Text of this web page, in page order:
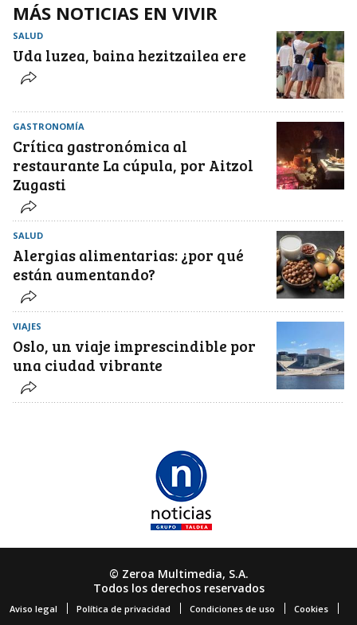
MÁS NOTICIAS EN VIVIR
SALUD
Uda luzea, baina hezitzailea ere
GASTRONOMÍA
Crítica gastronómica al
restaurante La cúpula, por Aitzol
Zugasti
SALUD
Alergias alimentarias: ¿por qué
están aumentando?
VIAJES
Oslo, un viaje imprescindible por
una ciudad vibrante
© Zeroa Multimedia, S.A.
Todos los derechos reservados
Aviso legal Política de privacidad Condiciones de uso Cookies